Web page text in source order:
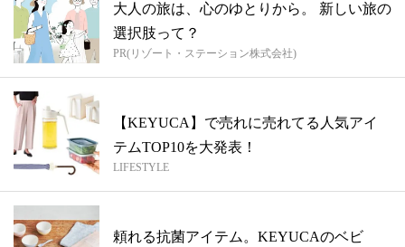
大人の旅は、心のゆとりから。 新しい旅の
選択肢って？
PR(リゾート・ステーション株式会社)
【KEYUCA】で売れに売れてる人気アイ
テムTOP10を大発表！
LIFESTYLE
頼れる抗菌アイテム。KEYUCAのベビ